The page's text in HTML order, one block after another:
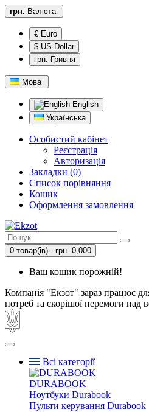
грн. Валюта
€ Euro
$ US Dollar
грн. Гривня
Мова
English
Українська
Особистий кабінет
Реєстрація
Авторизація
Закладки (0)
Список порівняння
Кошик
Оформлення замовлення
0 товар(ів) - грн. 0,000
Ваш кошик порожній!
Компанія "Екзот" зараз працює
потреб та скорішої перемоги над
Всі категорії
DURABOOK
Ноутбуки Durabook
Пульти керування Durabook